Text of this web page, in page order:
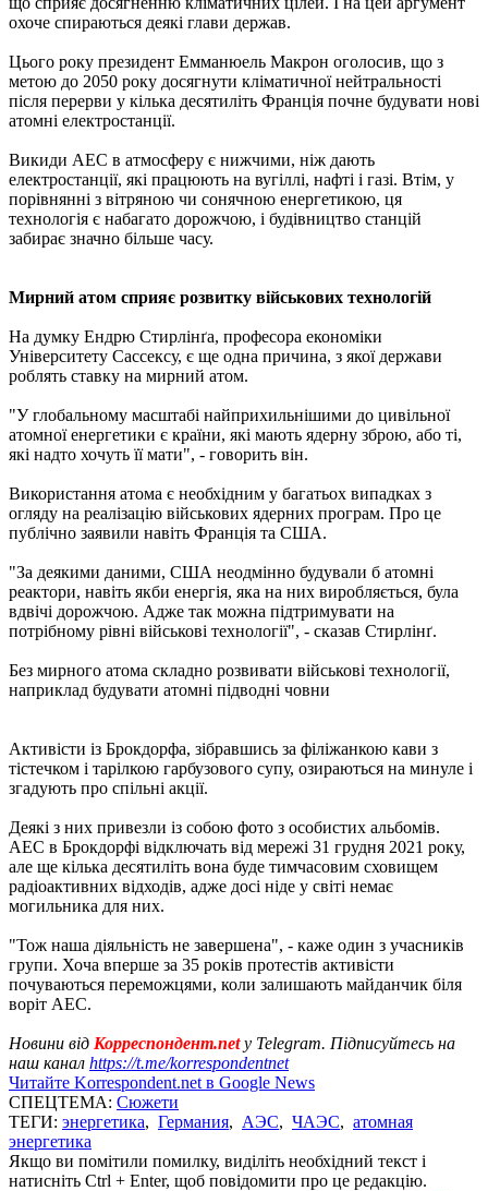
охоче спираються деякі глави держав.
Цього року президент Емманюель Макрон оголосив, що з
метою до 2050 року досягнути кліматичної нейтральності
після перерви у кілька десятиліть Франція почне будувати нові
атомні електростанції.
Викиди АЕС в атмосферу є нижчими, ніж дають
електростанції, які працюють на вугіллі, нафті і газі. Втім, у
порівнянні з вітряною чи сонячною енергетикою, ця
технологія є набагато дорожчою, і будівництво станцій
забирає значно більше часу.
Мирний атом сприяє розвитку військових технологій
На думку Ендрю Стирлінґа, професора економіки
Університету Сассексу, є ще одна причина, з якої держави
роблять ставку на мирний атом.
"У глобальному масштабі найприхильнішими до цивільної
атомної енергетики є країни, які мають ядерну зброю, або ті,
які надто хочуть її мати", - говорить він.
Використання атома є необхідним у багатьох випадках з
огляду на реалізацію військових ядерних програм. Про це
публічно заявили навіть Франція та США.
"За деякими даними, США неодмінно будували б атомні
реактори, навіть якби енергія, яка на них виробляється, була
вдвічі дорожчою. Адже так можна підтримувати на
потрібному рівні військові технології", - сказав Стирлінґ.
Без мирного атома складно розвивати військові технології,
наприклад будувати атомні підводні човни
Активісти із Брокдорфа, зібравшись за філіжанкою кави з
тістечком і тарілкою гарбузового супу, озираються на минуле і
згадують про спільні акції.
Деякі з них привезли із собою фото з особистих альбомів.
АЕС в Брокдорфі відключать від мережі 31 грудня 2021 року,
але ще кілька десятиліть вона буде тимчасовим сховищем
радіоактивних відходів, адже досі ніде у світі немає
могильника для них.
"Тож наша діяльність не завершена", - каже один з учасників
групи. Хоча вперше за 35 років протестів активісти
почуваються переможцями, коли залишають майданчик біля
воріт АЕС.
Новини від Корреспондент.netу Telegram. Підписуйтесь на
наш канал https://t.me/korrespondentnet
Читайте Korrespondent.net в Google News
СПЕЦТЕМА: Сюжети
ТЕГИ: энергетика, Германия, АЭС, ЧАЭС, атомная
энергетика
Якщо ви помітили помилку, виділіть необхідний текст і
натисніть Ctrl + Enter, щоб повідомити про це редакцію.